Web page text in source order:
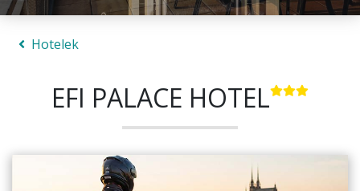
Hotelek
EFI PALACE HOTEL